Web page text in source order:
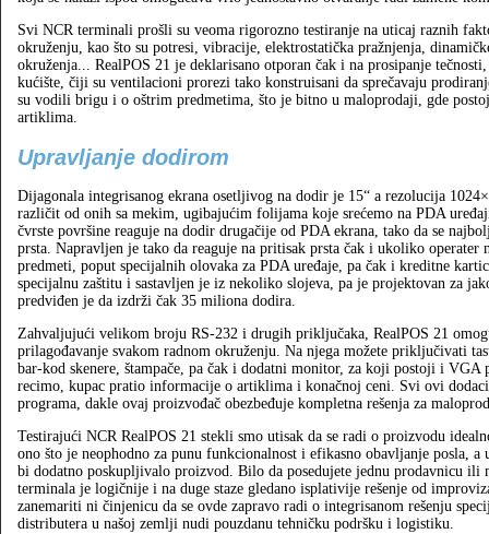
Svi NCR terminali prošli su veoma rigorozno testiranje na uticaj raznih
okruženju, kao što su potresi, vibracije, elektrostatička pražnjenja,
okruženja... RealPOS 21 je deklarisano otporan čak i na prosipanje
kućište, čiji su ventilacioni prorezi tako konstruisani da sprečavaju
su vodili brigu i o oštrim predmetima, što je bitno u maloprodaji, gde
artiklima.
Upravljanje dodirom
Dijagonala integrisanog ekrana osetljivog na dodir je 15“ a rezolucija
različit od onih sa mekim, ugibajućim folijama koje srećemo na PDA
čvrste površine reaguje na dodir drugačije od PDA ekrana, tako da se
prsta. Napravljen je tako da reaguje na pritisak prsta čak i ukoliko
predmeti, poput specijalnih olovaka za PDA uređaje, pa čak i kreditne
specijalnu zaštitu i sastavljen je iz nekoliko slojeva, pa je projektovan za
predviđen je da izdrži čak 35 miliona dodira.
Zahvaljujući velikom broju RS‑232 i drugih priključaka, RealPOS 21
prilagođavanje svakom radnom okruženju. Na njega možete priključivati
bar‑kod skenere, štampače, pa čak i dodatni monitor, za koji postoji i
recimo, kupac pratio informacije o artiklima i konačnoj ceni. Svi ovi
programa, dakle ovaj proizvođač obezbeđuje kompletna rešenja za
Testirajući NCR RealPOS 21 stekli smo utisak da se radi o proizvodu
ono što je neophodno za punu funkcionalnost i efikasno obavljanje posla,
bi dodatno poskupljivalo proizvod. Bilo da posedujete jednu prodavnicu ili
terminala je logičnije i na duge staze gledano isplativije rešenje od
zanemariti ni činjenicu da se ovde zapravo radi o integrisanom rešenju
distributera u našoj zemlji nudi pouzdanu tehničku podršku i logistiku.